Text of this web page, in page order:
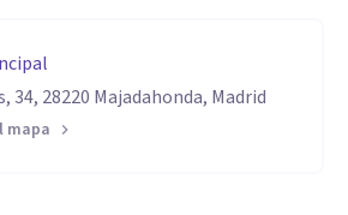
34, 28220 Majadahonda, Madrid
mapa